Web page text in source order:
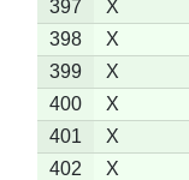
397
X
398
X
399
X
400
X
401
X
402
X